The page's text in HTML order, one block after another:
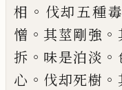
相 。 伐却五種
憎 。其莖剛強 。
拆 。 味是泊淡 。
心 。 伐却死樹 。